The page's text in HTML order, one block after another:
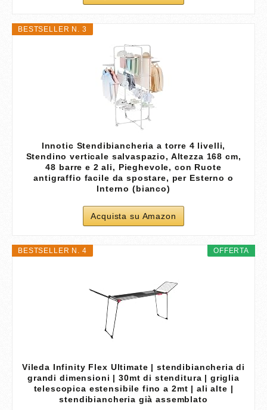
BESTSELLER N. 3
Innotic Stendibiancheria a torre 4 livelli,
Stendino verticale salvaspazio, Altezza 168 cm,
48 barre e 2 ali, Pieghevole, con Ruote
antigraffio facile da spostare, per Esterno o
Interno (bianco)
Acquista su Amazon
OFFERTA
BESTSELLER N. 4
Vileda Infinity Flex Ultimate | stendibiancheria di
grandi dimensioni | 30mt di stenditura | griglia
telescopica estensibile fino a 2mt | ali alte |
stendibiancheria già assemblato